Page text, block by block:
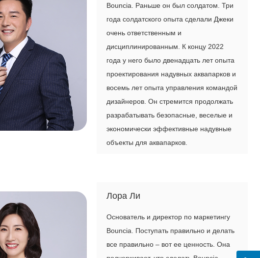
Bouncia. Раньше он был солдатом. Три
года солдатского опыта сделали Джеки
очень ответственным и
дисциплинированным. К концу 2022
года у него было двенадцать лет опыта
проектирования надувных аквапарков и
восемь лет опыта управления командой
дизайнеров. Он стремится продолжать
разрабатывать безопасные, веселые и
экономически эффективные надувные
объекты для аквапарков.
Лора Ли
Основатель и директор по маркетингу
Bouncia. Поступать правильно и делать
все правильно – вот ее ценность. Она